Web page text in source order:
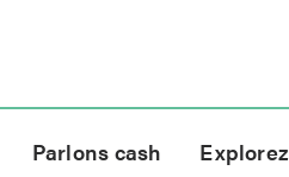
Parlons cash Explorez